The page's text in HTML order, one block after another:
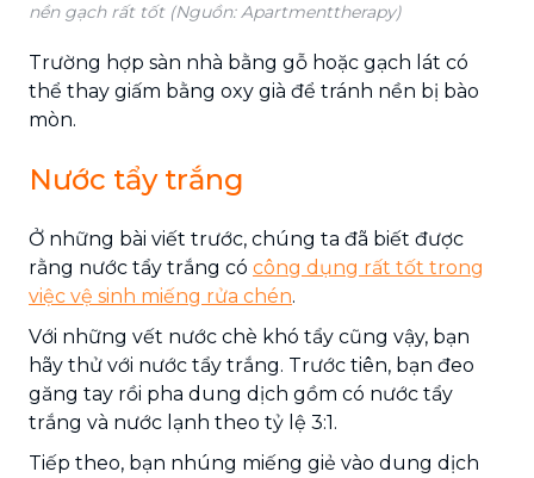
nền gạch rất tốt (Nguồn: Apartmenttherapy)
Trường hợp sàn nhà bằng gỗ hoặc gạch lát có
thể thay giấm bằng oxy già để tránh nền bị bào
mòn.
Nước tẩy trắng
Ở những bài viết trước, chúng ta đã biết được
rằng nước tẩy trắng có công dụng rất tốt trong
việc vệ sinh miếng rửa chén.
Với những vết nước chè khó tẩy cũng vậy, bạn
hãy thử với nước tẩy trắng. Trước tiên, bạn đeo
găng tay rồi pha dung dịch gồm có nước tẩy
trắng và nước lạnh theo tỷ lệ 3:1.
Tiếp theo, bạn nhúng miếng giẻ vào dung dịch